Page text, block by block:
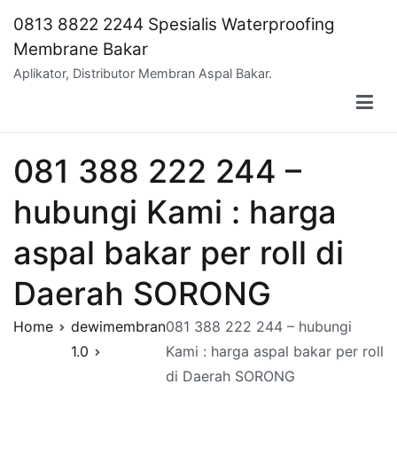
content
0813 8822 2244 Spesialis Waterproofing
Membrane Bakar
Aplikator, Distributor Membran Aspal Bakar.
081 388 222 244 –
hubungi Kami : harga
aspal bakar per roll di
Daerah SORONG
Home
dewimembran
1.0
081 388 222 244 – hubungi
Kami : harga aspal bakar per roll
di Daerah SORONG